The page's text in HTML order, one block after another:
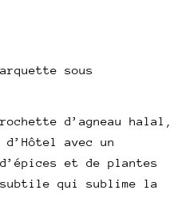
sous
d’agneau halal,
avec un
et de plantes
subtile qui sublime la
Copie